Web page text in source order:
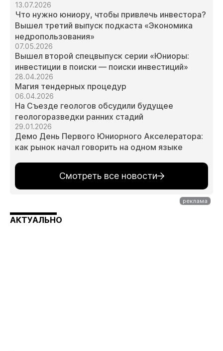
13.07.2026
Что нужно юниору, чтобы привлечь инвестора?
Вышел третий выпуск подкаста «Экономика
недропользования»
07.05.2026
Вышел второй спецвыпуск серии «Юниоры:
инвестиции в поиски — поиски инвестиций»
28.04.2026
Магия тендерных процедур
06.04.2026
На Съезде геологов обсудили будущее
геологоразведки ранних стадий
29.01.2026
Демо День Первого Юниорного Акселератора:
как рынок начал говорить на одном языке
Смотреть все новости
АКТУАЛЬНО